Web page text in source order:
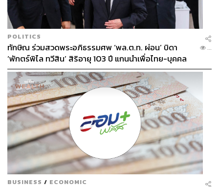
POLITICS
ทักษิณ ร่วมสวดพระอภิธรรมศพ ‘พล.ต.ท. ผ่อน’ บิดา
‘พักตร์พิไล ทวีสิน’ สิริอายุ 103 ปี แกนนำเพื่อไทย-บุคคล
หลากวงการร่วมอาลัย
...
BUSINESS / ECONOMIC